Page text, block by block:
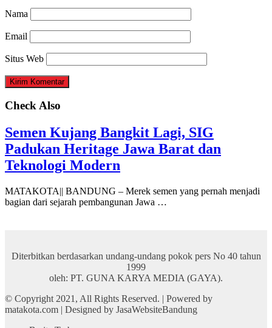
Nama
Email
Situs Web
Check Also
Semen Kujang Bangkit Lagi, SIG
Padukan Heritage Jawa Barat dan
Teknologi Modern
MATAKOTA|| BANDUNG – Merek semen yang pernah menjadi
bagian dari sejarah pembangunan Jawa …
Diterbitkan berdasarkan undang-undang pokok pers No 40 tahun
1999
oleh: PT. GUNA KARYA MEDIA (GAYA).
© Copyright 2021, All Rights Reserved. | Powered by
matakota.com | Designed by JasaWebsiteBandung